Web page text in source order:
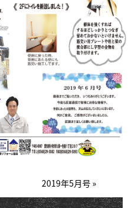
2019年5月号 »